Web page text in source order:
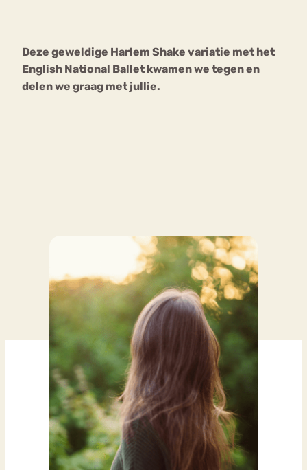
Deze geweldige Harlem Shake variatie met het
English National Ballet kwamen we tegen en
delen we graag met jullie.
Chat
Forum
mia
Nerv
osa
Eetstoornis Anorexia Nervosa